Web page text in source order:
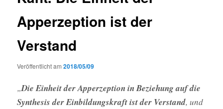
Apperzeption ist der
Verstand
Veröffentlicht am2018/05/09
„Die Einheit der Apperzeption in Beziehung auf die
Synthesis der Einbildungskraft ist der Verstand, und